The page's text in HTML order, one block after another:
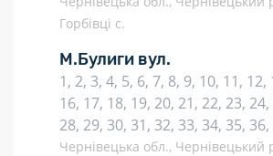
Горбівці с.
М.Булиги вул.
1, 2, 3, 4, 5, 6, 7, 8, 9, 10, 11, 12,
16, 17, 18, 19, 20, 21, 22, 23,
28, 29, 30, 31, 32, 33, 34, 35,
Чернівецька обл., Чернівецький